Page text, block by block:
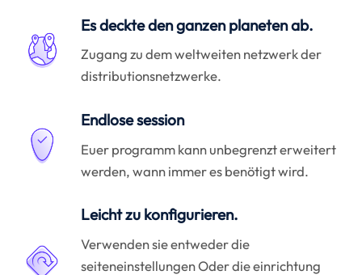
Es deckte den ganzen planeten ab.
Zugang zu dem weltweiten netzwerk der
distributionsnetzwerke.
Endlose session
Euer programm kann unbegrenzt erweitert
werden, wann immer es benötigt wird.
Leicht zu konfigurieren.
Verwenden sie entweder die
seiteneinstellungen Oder die einrichtung